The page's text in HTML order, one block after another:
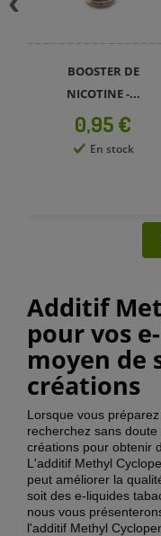
BOOSTER DE
NICOTINE -...
Prix
0,95 €
En stock
Additif
pour vos
moyen de
créations
Lorsque vous
recherchez sans
créations pour obtenir
L'additif Methyl
peut améliorer la
soit des e-liquides
nous vous
l'additif Methyl